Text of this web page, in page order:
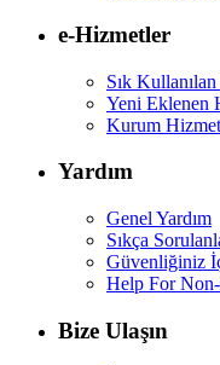
e-Hizmetler
Sık
Yeni Eklenen
Kurum
Yardım
Genel Yardım
Sıkça
Güvenliğiniz
Help For
Bize Ulaşın